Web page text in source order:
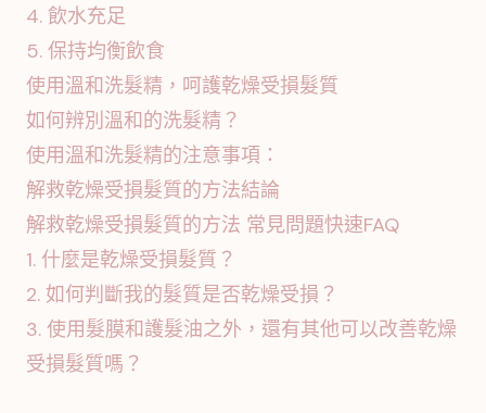
4. 飲水充足
5. 保持均衡飲食
使用溫和洗髮精，呵護乾燥受損髮質
如何辨別溫和的洗髮精？
使用溫和洗髮精的注意事項：
解救乾燥受損髮質的方法結論
解救乾燥受損髮質的方法 常見問題快速FAQ
1. 什麼是乾燥受損髮質？
2. 如何判斷我的髮質是否乾燥受損？
3. 使用髮膜和護髮油之外，還有其他可以改善乾燥
受損髮質嗎？